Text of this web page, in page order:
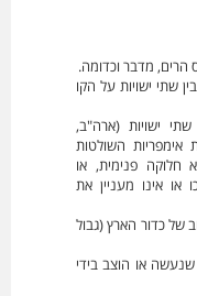
הרים, מדבר וכדומה.
שתי ישויות על הקו
ישויות (ארה"ב,
השולטות
חלוקה פנימית, או
או אינו מעניין את
של כדור הארץ (גבול
או הוצב בידי